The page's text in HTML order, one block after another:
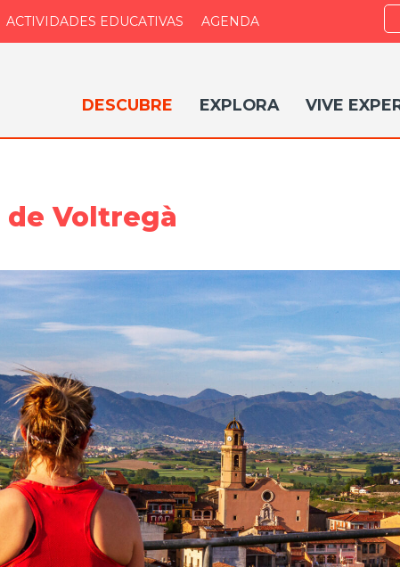
ACTIVIDADES EDUCATIVAS AGENDA
DESCUBRE EXPLORA VIVE
Voltregà